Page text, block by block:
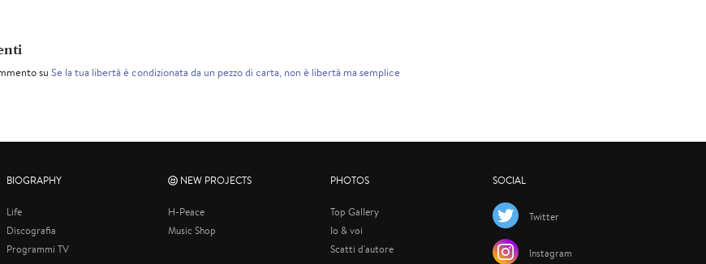
su Se la tua libertà è condizionata da un pezzo di carta, non è libertà ma semplice
BIOGRAPHY
Life
Discografia
Programmi TV
NEW PROJECTS
H-Peace
Music Shop
PHOTOS
Top Gallery
Io & voi
Scatti d'autore
SOCIAL
Twitter
Instagram